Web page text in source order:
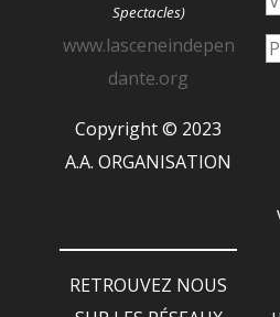
Spectacles)
www.lasceneindepen
dante.org
Copyright © 2023
A.A. ORGANISATION
RETROUVEZ NOUS